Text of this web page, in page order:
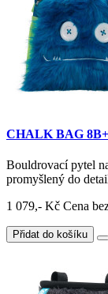
CHALK BAG
Bouldrovací pytel
promyšlený do
1 079,- Kč Cena
Přidat do košíku